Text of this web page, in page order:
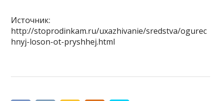
Источник:
http://stoprodinkam.ru/uxazhivanie/sredstva/ogurec
hnyj-loson-ot-pryshhej.html